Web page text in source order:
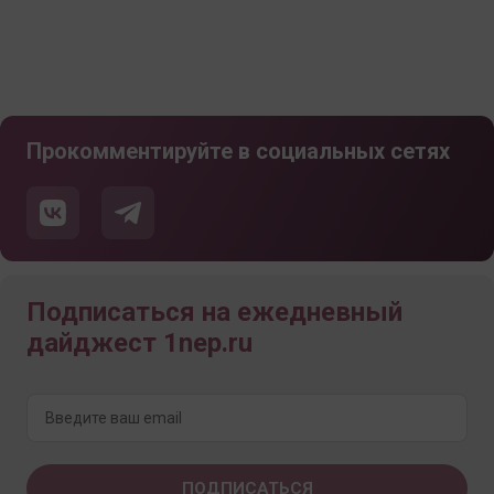
Прокомментируйте в социальных сетях
Подписаться на ежедневный
дайджест 1nep.ru